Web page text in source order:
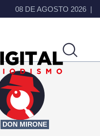
08 DE AGOSTO 2026
DON MIRONE